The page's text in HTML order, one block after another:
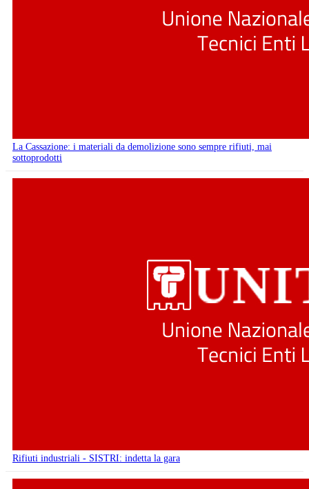
La Cassazione: i materiali da demolizione sono sempre rifiuti, mai
sottoprodotti
Rifiuti industriali - SISTRI: indetta la gara